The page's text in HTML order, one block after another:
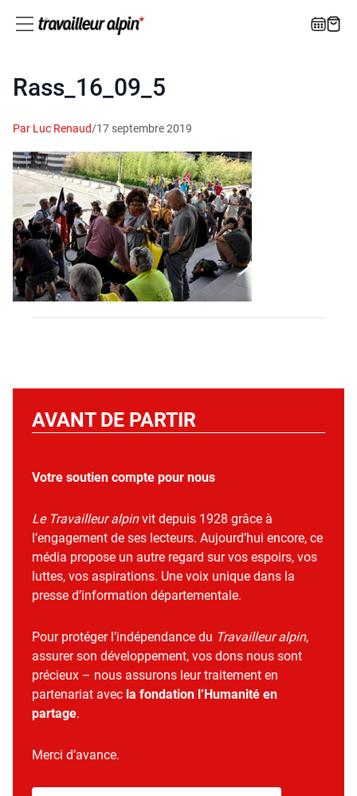
Rass_16_09_5
Par Luc Renaud/17 septembre 2019
AVANT DE PARTIR
Votre soutien compte pour nous
Le Travailleur alpinvit depuis 1928 grâce à
l’engagement de ses lecteurs. Aujourd’hui encore, ce
média propose un autre regard sur vos espoirs, vos
luttes, vos aspirations. Une voix unique dans la
presse d’information départementale.
Pour protéger l’indépendance du Travailleur alpin,
assurer son développement, vos dons nous sont
précieux – nous assurons leur traitement en
partenariat avec la fondation l’Humanité en
partage.
Merci d’avance.